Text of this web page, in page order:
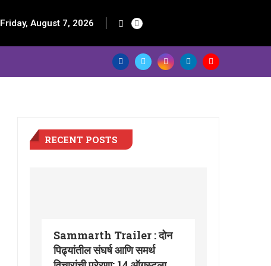
Friday, August 7, 2026
RECENT POSTS
Sammarth Trailer : दोन
पिढ्यांतील संघर्ष आणि समर्थ